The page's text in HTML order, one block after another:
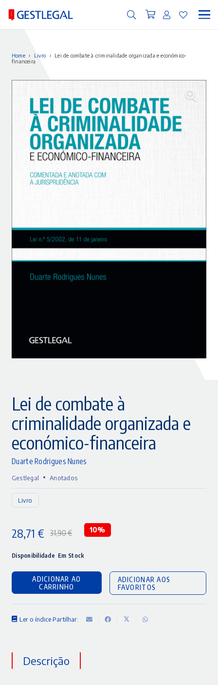
Home › Livro ›
Lei de combate à criminalidade organizada e económico-
financeira
Lei de combate à
criminalidade organizada e
económico-financeira
Duarte Rodrigues Nunes
Gestlegal • Anotados
Livro
31,90€
preço
original
era:
31,90 €.
28,71 €
preço
atual
é:
28,71 €.
10%
Disponibilidade Em Stock
ADICIONAR AO
CARRINHO
ADICIONAR AOS
FAVORITOS
Ler o índice Partilhar:
Descrição